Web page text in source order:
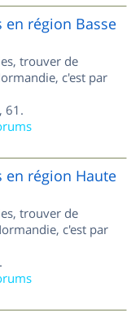
région Basse
trouver de
c'est par
61.
en région Haute
trouver de
c'est par